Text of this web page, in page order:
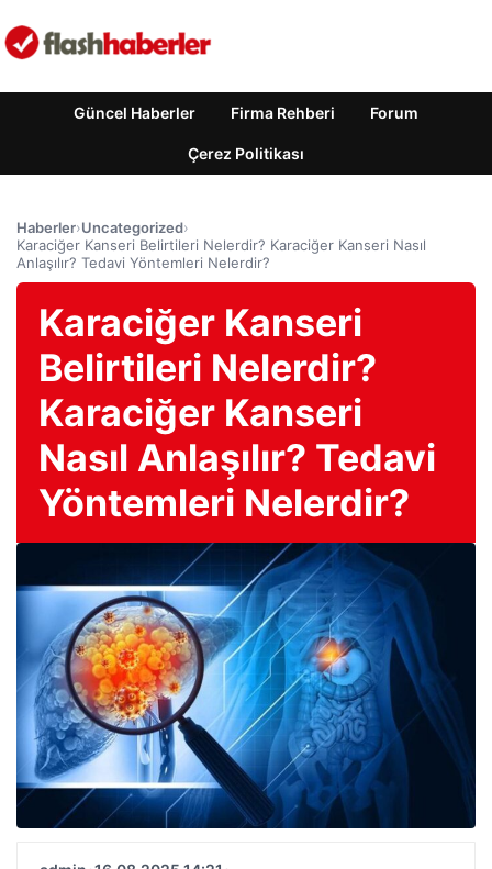
Güncel Haberler Firma Rehberi Forum
Çerez Politikası
Haberler›Uncategorized›
Karaciğer Kanseri Belirtileri Nelerdir? Karaciğer Kanseri Nasıl
Anlaşılır? Tedavi Yöntemleri Nelerdir?
Karaciğer Kanseri
Belirtileri Nelerdir?
Karaciğer Kanseri
Nasıl Anlaşılır? Tedavi
Yöntemleri Nelerdir?